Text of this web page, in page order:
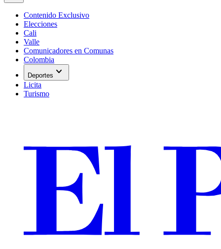
Contenido Exclusivo
Elecciones
Cali
Valle
Comunicadores en Comunas
Colombia
Deportes expand_more
Licita
Turismo